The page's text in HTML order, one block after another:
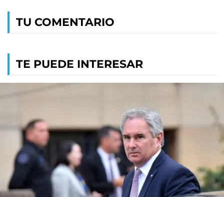
TU COMENTARIO
TE PUEDE INTERESAR